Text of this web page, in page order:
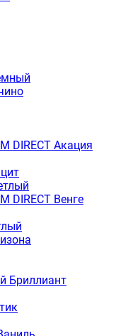
DIRECT Акация
DIRECT Венге
Бриллиант